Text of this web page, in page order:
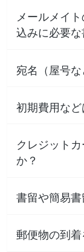
メールメイ
込みに必要な
宛名（屋号
初期費用など
クレジット
か？
書留や簡易
郵便物の到